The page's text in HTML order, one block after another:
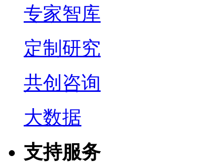
专家智库
定制研究
共创咨询
大数据
支持服务